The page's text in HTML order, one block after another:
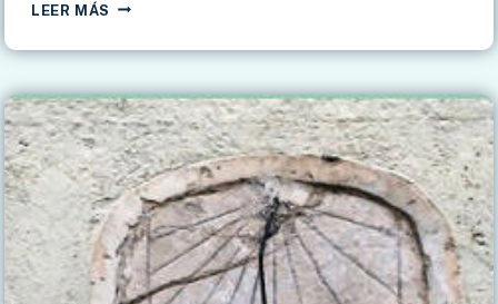
LEER MÁS SABIOTE
HOTEL
LAS
MANILLAS